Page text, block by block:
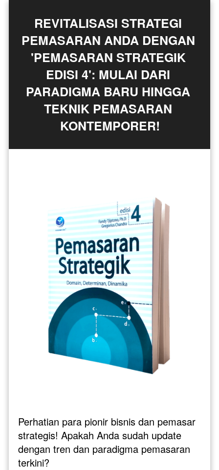
REVITALISASI STRATEGI
PEMASARAN ANDA DENGAN
'PEMASARAN STRATEGIK
EDISI 4': MULAI DARI
PARADIGMA BARU HINGGA
TEKNIK PEMASARAN
KONTEMPORER!
Perhatian para pionir bisnis dan pemasar
strategis! Apakah Anda sudah update
dengan tren dan paradigma pemasaran
terkini?